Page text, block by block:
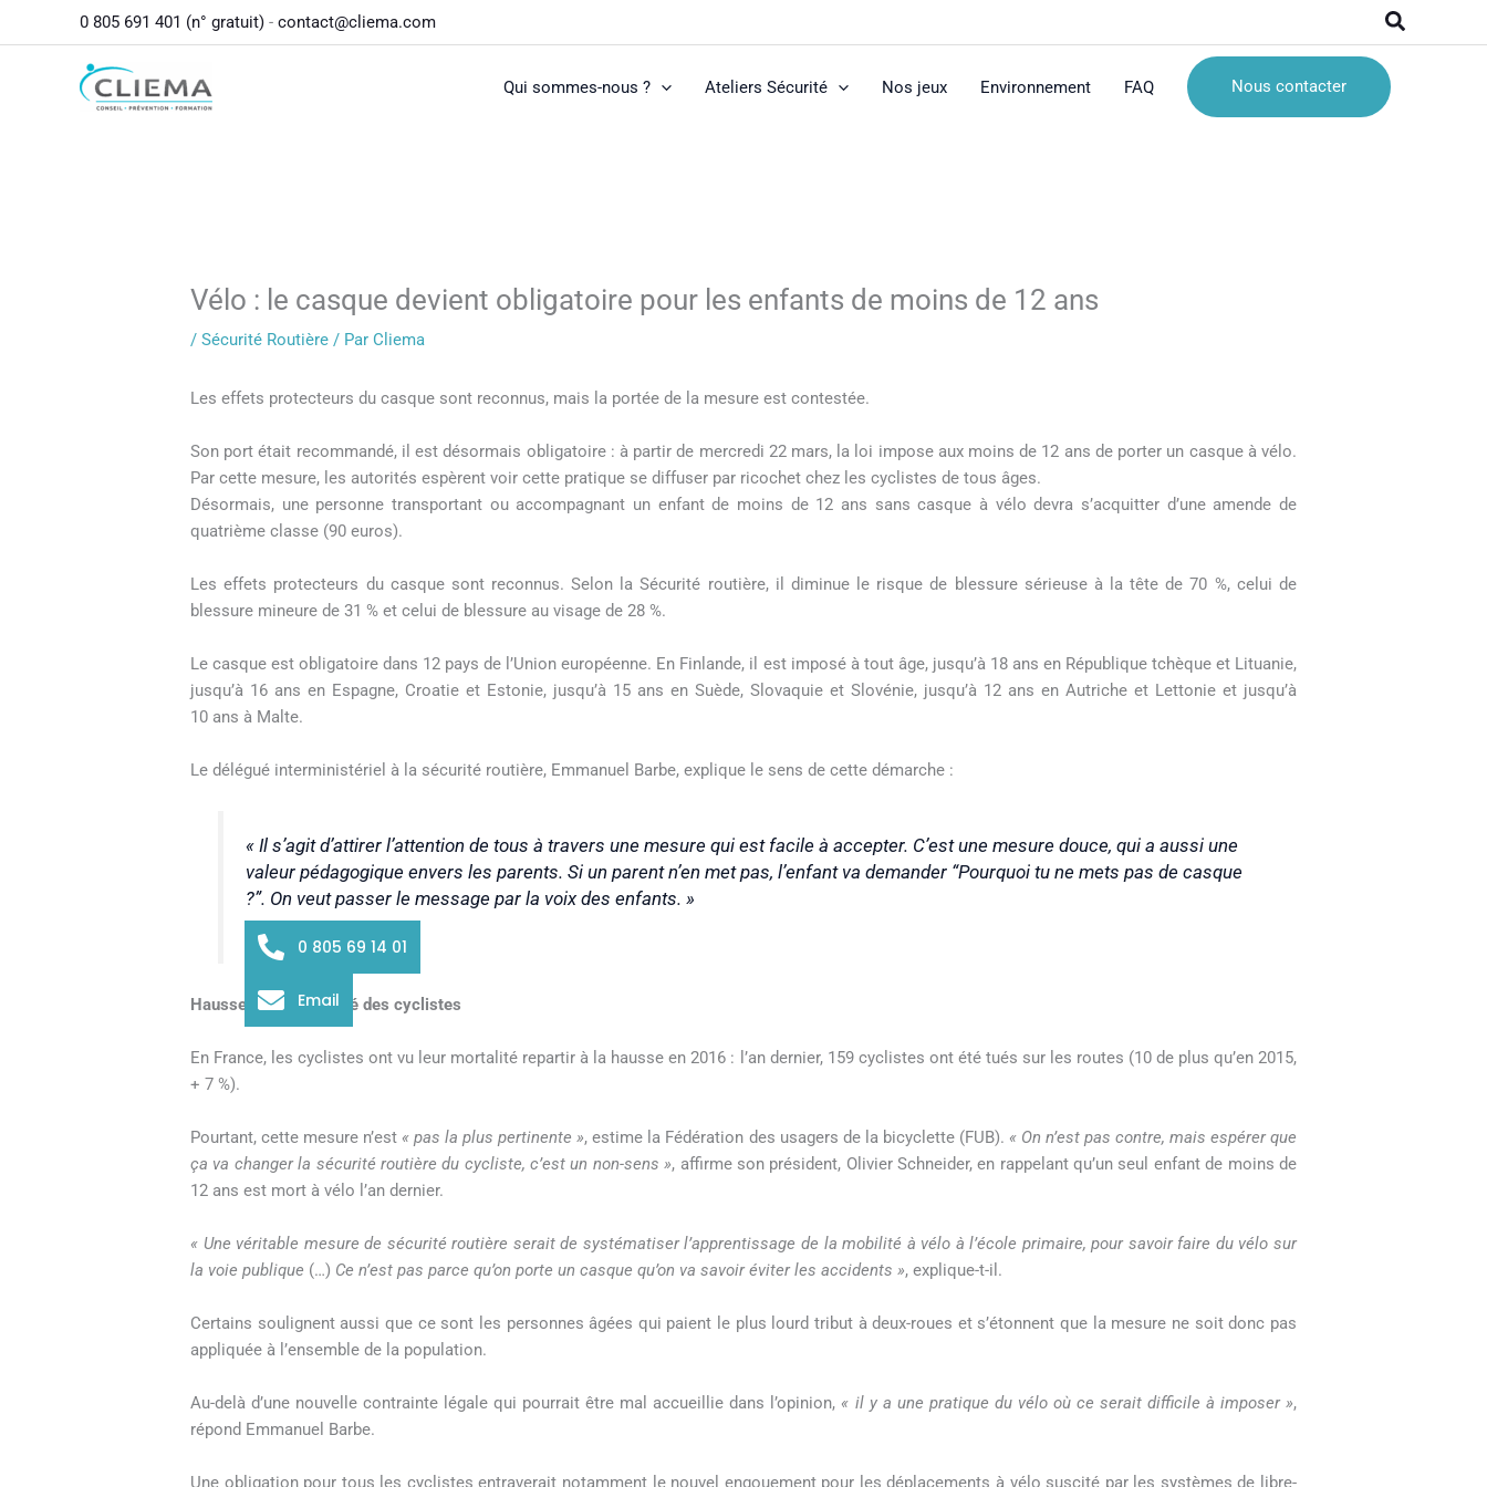
0 805 691 401 (n° gratuit) - contact@cliema.com
Qui sommes-nous ? Ateliers Sécurité Nos jeux Environnement FAQ Nous contacter
Vélo : le casque devient obligatoire pour les enfants de moins de 12 ans
/Sécurité Routière / ParCliema
Les effets protecteurs du casque sont reconnus, mais la portée de la mesure est contestée.
Son port était recommandé, il est désormais obligatoire : à partir de mercredi 22 mars, la loi impose aux moins de 12 ans de porter un casque à vélo.
Par cette mesure, les autorités espèrent voir cette pratique se diffuser par ricochet chez les cyclistes de tous âges.
Désormais, une personne transportant ou accompagnant un enfant de moins de 12 ans sans casque à vélo devra s’acquitter d’une amende de
quatrième classe (90 euros).
Les effets protecteurs du casque sont reconnus. Selon la Sécurité routière, il diminue le risque de blessure sérieuse à la tête de 70 %, celui de
blessure mineure de 31 % et celui de blessure au visage de 28 %.
Le casque est obligatoire dans 12 pays de l’Union européenne. En Finlande, il est imposé à tout âge, jusqu’à 18 ans en République tchèque et Lituanie,
jusqu’à 16 ans en Espagne, Croatie et Estonie, jusqu’à 15 ans en Suède, Slovaquie et Slovénie, jusqu’à 12 ans en Autriche et Lettonie et jusqu’à
10 ans à Malte.
Le délégué interministériel à la sécurité routière, Emmanuel Barbe, explique le sens de cette démarche :
« Il s’agit d’attirer l’attention de tous à travers une mesure qui est facile à accepter. C’est une mesure douce, qui a aussi une
valeur pédagogique envers les parents. Si un parent n’en met pas, l’enfant va demander “Pourquoi tu ne mets pas de casque
?”. On veut passer le message par la voix des enfants. »
Hausse de la mortalité des cyclistes
En France, les cyclistes ont vu leur mortalité repartir à la hausse en 2016 : l’an dernier, 159 cyclistes ont été tués sur les routes (10 de plus qu’en 2015,
+ 7 %).
Pourtant, cette mesure n’est « pas la plus pertinente », estime la Fédération des usagers de la bicyclette (FUB). « On n’est pas contre, mais espérer que
ça va changer la sécurité routière du cycliste, c’est un non-sens », affirme son président, Olivier Schneider, en rappelant qu’un seul enfant de moins de
12 ans est mort à vélo l’an dernier.
« Une véritable mesure de sécurité routière serait de systématiser l’apprentissage de la mobilité à vélo à l’école primaire, pour savoir faire du vélo sur
la voie publique (…) Ce n’est pas parce qu’on porte un casque qu’on va savoir éviter les accidents », explique-t-il.
Certains soulignent aussi que ce sont les personnes âgées qui paient le plus lourd tribut à deux-roues et s’étonnent que la mesure ne soit donc pas
appliquée à l’ensemble de la population.
Au-delà d’une nouvelle contrainte légale qui pourrait être mal accueillie dans l’opinion, « il y a une pratique du vélo où ce serait difficile à imposer »,
répond Emmanuel Barbe.
Une obligation pour tous les cyclistes entraverait notamment le nouvel engouement pour les déplacements à vélo suscité par les systèmes de libre-
0 805 69 14 01
Email